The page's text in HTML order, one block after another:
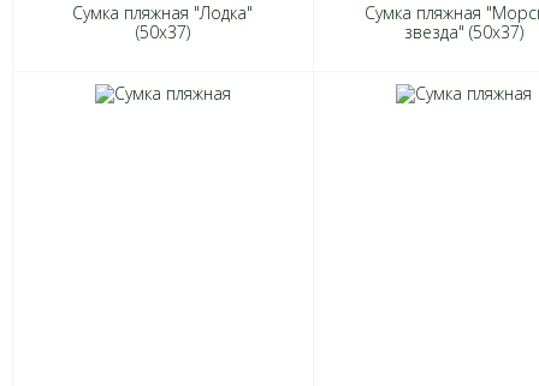
Сумка пляжная "Лодка"
(50х37)
Сумка пляжная
звезда" (50х37)